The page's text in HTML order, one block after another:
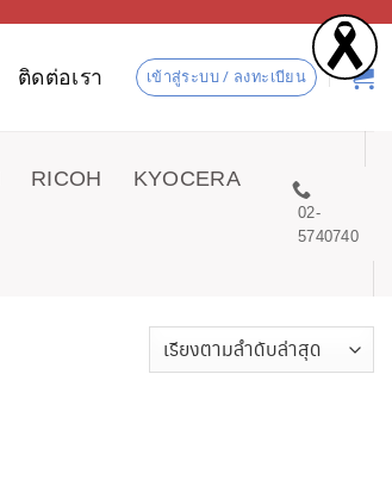
ติดต่อเรา เข้าสู่ระบบ / ลงทะเบียน
RICOH KYOCERA
02-
5740740